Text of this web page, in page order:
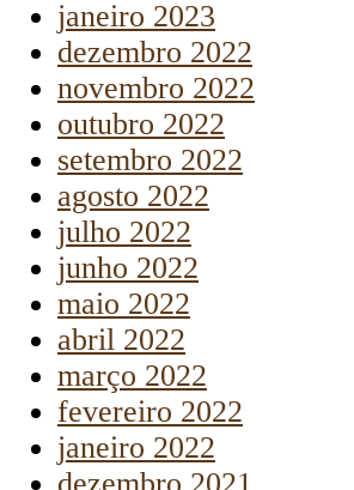
janeiro 2023
dezembro 2022
novembro 2022
outubro 2022
setembro 2022
agosto 2022
julho 2022
junho 2022
maio 2022
abril 2022
março 2022
fevereiro 2022
janeiro 2022